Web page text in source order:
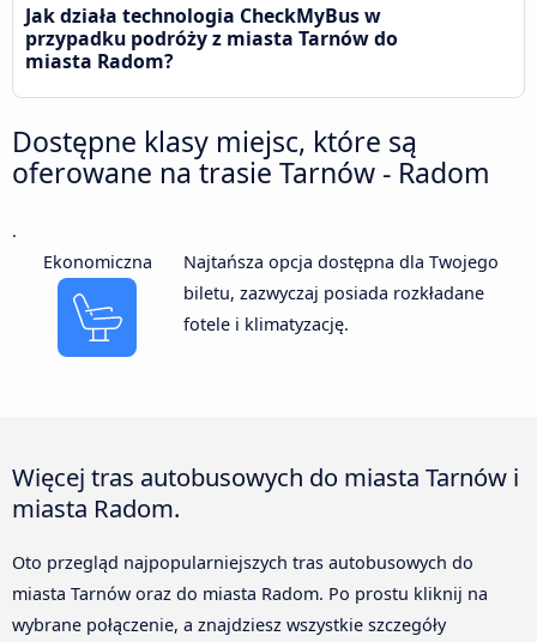
Jak działa technologia CheckMyBus w
przypadku podróży z miasta Tarnów do
miasta Radom?
Dostępne klasy miejsc, które są
oferowane na trasie Tarnów - Radom
.
Ekonomiczna
Najtańsza opcja dostępna dla Twojego
biletu, zazwyczaj posiada rozkładane
fotele i klimatyzację.
Więcej tras autobusowych do miasta Tarnów i
miasta Radom.
Oto przegląd najpopularniejszych tras autobusowych do
miasta Tarnów oraz do miasta Radom. Po prostu kliknij na
wybrane połączenie, a znajdziesz wszystkie szczegóły